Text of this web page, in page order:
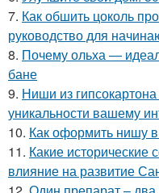
7. Как обшить цоколь
руководство для
8. Почему ольха —
бане
9. Ниши из
уникальности вашему
10. Как оформить нишу
11. Какие исторические
влияние на развитие